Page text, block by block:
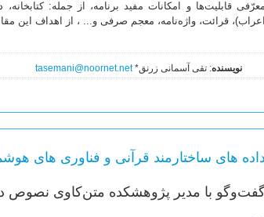
معرّفی قابلیت‌ها و امکانات مفید برنامه، از جمله:
اعراب)، قرائت، واژه‌نامه، معجم صرفی و... ، از اهداف این
نویسنده: تقی آسمانی زرنق*tasemani@noornet.net
داده های ساختارمند قرآنی و فناوری های
با مدیر پژوهشکده متن‌کاوی نصوص